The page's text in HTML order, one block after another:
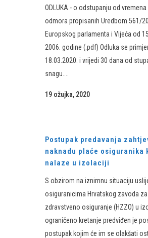
ODLUKA - o odstupanju od
odmora propisanih Uredbom 561/
Europskog parlamenta i Vijeća od
2006. godine (.pdf) Odluka se
18.03.2020. i vrijedi 30 dana od
snagu....
19 ožujka, 2020
Postupak predavanja
naknadu plaće osiguranika
nalaze u izolaciji
S obzirom na iznimnu situaciju
osiguranicima Hrvatskog zavoda za
zdravstveno osiguranje (HZZO) u
ograničeno kretanje predviđen je
postupak kojim će im se olakšati